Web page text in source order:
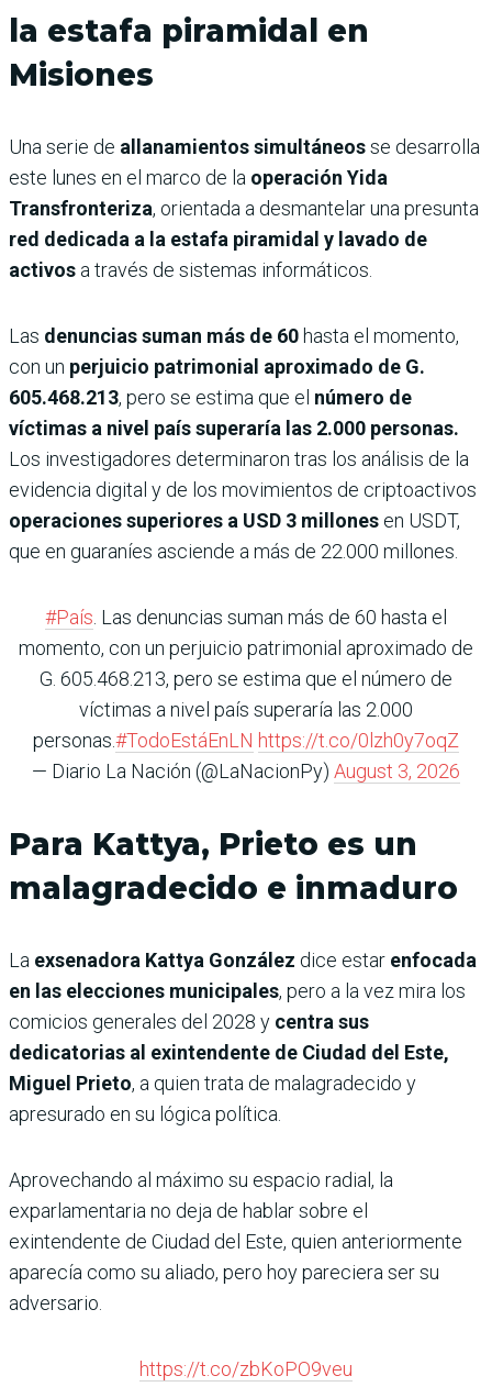
la estafa piramidal en
Misiones
Una serie de allanamientos simultáneosse desarrolla
este lunes en el marco de la operación Yida
Transfronteriza, orientada a desmantelar una presunta
red dedicada a la estafa piramidal y lavado de
activos a través de sistemas informáticos.
Las denuncias suman más de 60 hasta el momento,
con un perjuicio patrimonial aproximado de G.
605.468.213, pero se estima que el número de
víctimas a nivel país superaría las 2.000 personas.
Los investigadores determinaron tras los análisis de la
evidencia digital y de los movimientos de criptoactivos
operaciones superiores a USD 3 millones en USDT,
que en guaraníes asciende a más de 22.000 millones.
#País. Las denuncias suman más de 60 hasta el
momento, con un perjuicio patrimonial aproximado de
G. 605.468.213, pero se estima que el número de
víctimas a nivel país superaría las 2.000
personas.#TodoEstáEnLN https://t.co/0lzh0y7oqZ
— Diario La Nación (@LaNacionPy) August 3, 2026
Para Kattya, Prieto es un
malagradecido e inmaduro
La exsenadora Kattya González dice estar enfocada
en las elecciones municipales, pero a la vez mira los
comicios generales del 2028 y centra sus
dedicatorias al exintendente de Ciudad del Este,
Miguel Prieto, a quien trata de malagradecido y
apresurado en su lógica política.
Aprovechando al máximo su espacio radial, la
exparlamentaria no deja de hablar sobre el
exintendente de Ciudad del Este, quien anteriormente
aparecía como su aliado, pero hoy pareciera ser su
adversario.
https://t.co/zbKoPO9veu